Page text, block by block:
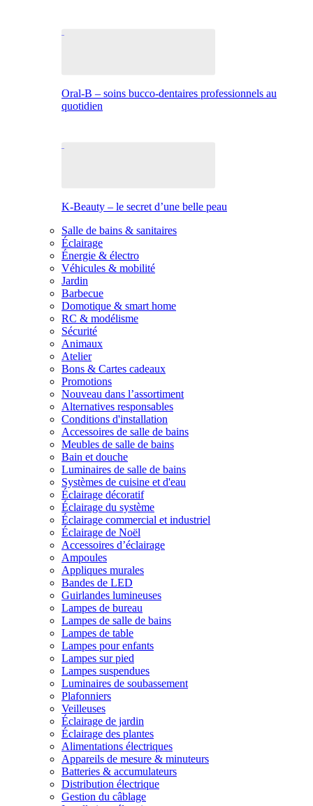
Oral-B – soins bucco-dentaires professionnels au
quotidien
K-Beauty – le secret d’une belle peau
Salle de bains & sanitaires
Éclairage
Énergie & électro
Véhicules & mobilité
Jardin
Barbecue
Domotique & smart home
RC & modélisme
Sécurité
Animaux
Atelier
Bons & Cartes cadeaux
Promotions
Nouveau dans l’assortiment
Alternatives responsables
Conditions d'installation
Accessoires de salle de bains
Meubles de salle de bains
Bain et douche
Luminaires de salle de bains
Systèmes de cuisine et d'eau
Éclairage décoratif
Éclairage du système
Éclairage commercial et industriel
Éclairage de Noël
Accessoires d’éclairage
Ampoules
Appliques murales
Bandes de LED
Guirlandes lumineuses
Lampes de bureau
Lampes de salle de bains
Lampes de table
Lampes pour enfants
Lampes sur pied
Lampes suspendues
Luminaires de soubassement
Plafonniers
Veilleuses
Éclairage de jardin
Éclairage des plantes
Alimentations électriques
Appareils de mesure & minuteurs
Batteries & accumulateurs
Distribution électrique
Gestion du câblage